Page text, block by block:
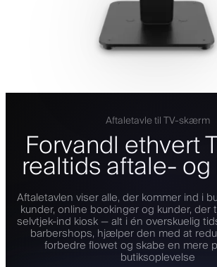
Aftaletavle til TV-skærm
Forvandl ethvert
realtids aftale-
Aftaletavlen viser alle, der kommer ind i
kunder, online bookinger og kunder, der
selvtjek-ind kiosk — alt i én overskuelig
barbershops, hjælper den med at
forbedre flowet og skabe en mere
butiksoplevelse